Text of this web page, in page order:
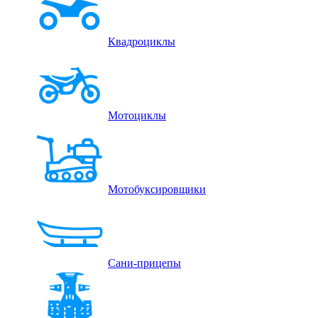
Квадроциклы
Мотоциклы
Мотобуксировщики
Сани-прицепы